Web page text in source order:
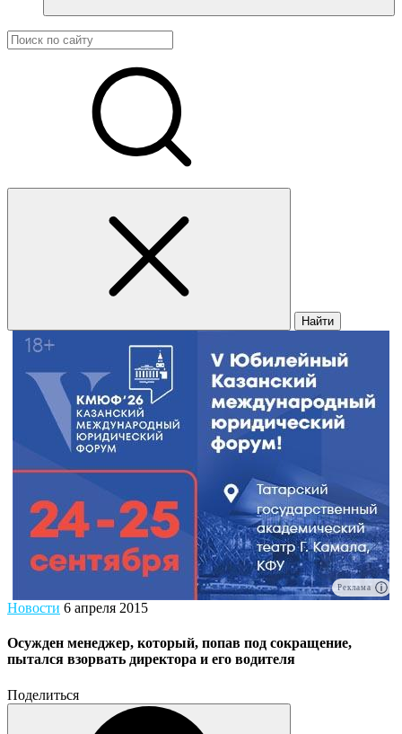
Найти
Реклама
Новости 6 апреля 2015
Осужден менеджер, который, попав под сокращение,
пытался взорвать директора и его водителя
Поделиться